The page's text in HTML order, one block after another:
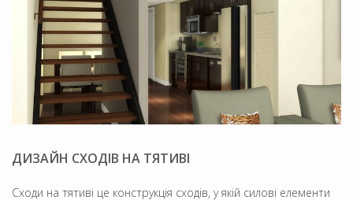
ДИЗАЙН СХОДІВ НА ТЯТИВІ
Сходи на тятиві це конструкція сходів, у якій силові елементи